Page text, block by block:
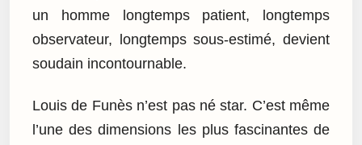
un homme longtemps patient, longtemps
observateur, longtemps sous-estimé, devient
soudain incontournable.
Louis de Funès n’est pas né star. C’est même
l’une des dimensions les plus fascinantes de